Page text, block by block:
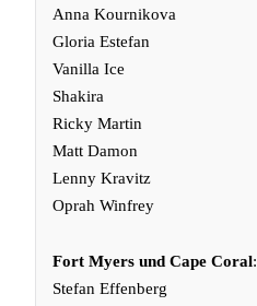
Anna Kournikova
Gloria Estefan
Vanilla Ice
Shakira
Ricky Martin
Matt Damon
Lenny Kravitz
Oprah Winfrey
Fort Myers und Cape Coral:
Stefan Effenberg